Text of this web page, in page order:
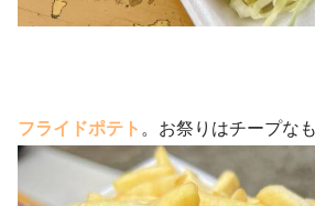
フライドポテト 。お祭りはチープな